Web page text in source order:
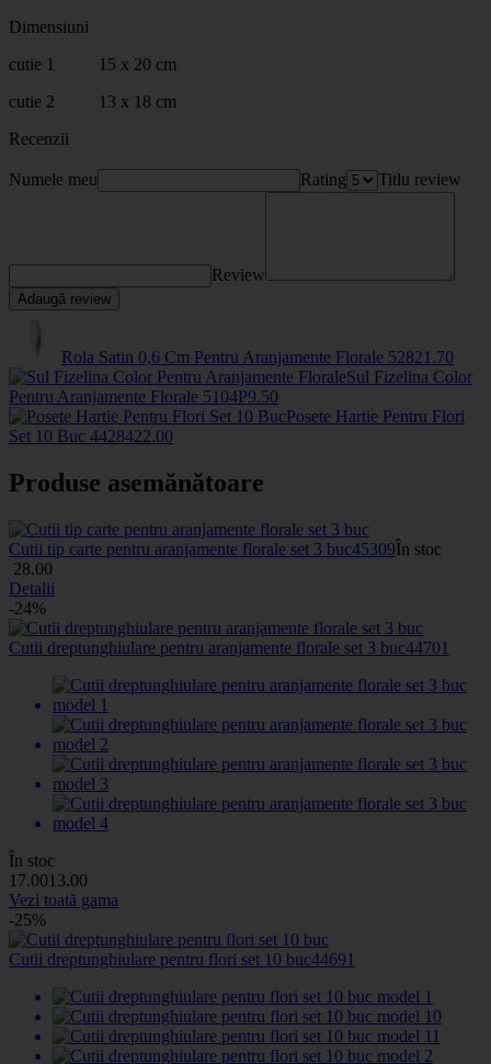
Dimensiuni
cutie 1 15 x 20 cm
cutie 2 13 x 18 cm
Recenzii
Numele meu Rating Titlu review
Review
Adaugă review
Rola Satin 0,6 Cm Pentru Aranjamente Florale 52821 .70
Sul Fizelina Color
Pentru Aranjamente Florale 5104P9.50
Posete Hartie Pentru Flori
Set 10 Buc 4428422.00
Produse asemănătoare
Cutii tip carte pentru aranjamente florale set 3 buc45309În stoc
28.00
Detalii
-24%
Cutii dreptunghiulare pentru aranjamente florale set 3 buc44701
În stoc
17.0013.00
Vezi toată gama
-25%
Cutii dreptunghiulare pentru flori set 10 buc44691